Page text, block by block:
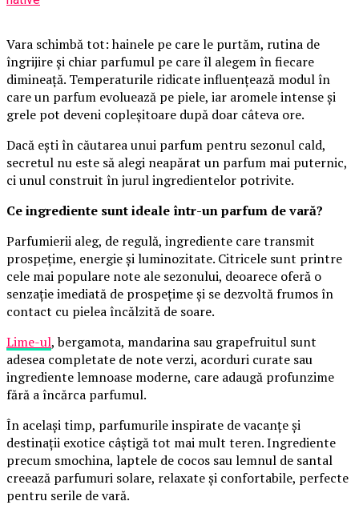
Vara schimbă tot: hainele pe care le purtăm, rutina de
îngrijire și chiar parfumul pe care îl alegem în fiecare
dimineață. Temperaturile ridicate influențează modul în
care un parfum evoluează pe piele, iar aromele intense și
grele pot deveni copleșitoare după doar câteva ore.
Dacă ești în căutarea unui parfum pentru sezonul cald,
secretul nu este să alegi neapărat un parfum mai puternic,
ci unul construit în jurul ingredientelor potrivite.
Ce ingrediente sunt ideale într-un parfum de vară?
Parfumierii aleg, de regulă, ingrediente care transmit
prospețime, energie și luminozitate. Citricele sunt printre
cele mai populare note ale sezonului, deoarece oferă o
senzație imediată de prospețime și se dezvoltă frumos în
contact cu pielea încălzită de soare.
Lime-ul, bergamota, mandarina sau grapefruitul sunt
adesea completate de note verzi, acorduri curate sau
ingrediente lemnoase moderne, care adaugă profunzime
fără a încărca parfumul.
În același timp, parfumurile inspirate de vacanțe și
destinații exotice câștigă tot mai mult teren. Ingrediente
precum smochina, laptele de cocos sau lemnul de santal
creează parfumuri solare, relaxate și confortabile, perfecte
pentru serile de vară.